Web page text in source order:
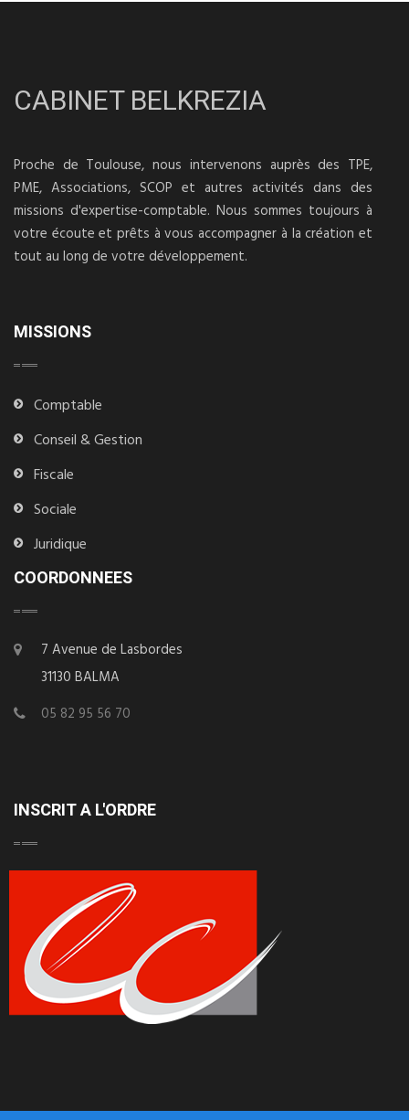
CABINET BELKREZIA
Proche de Toulouse, nous intervenons auprès des TPE,
PME, Associations, SCOP et autres activités dans des
missions d'expertise-comptable. Nous sommes toujours à
votre écoute et prêts à vous accompagner à la création et
tout au long de votre développement.
MISSIONS
Comptable
Conseil & Gestion
Fiscale
Sociale
Juridique
COORDONNEES
7 Avenue de Lasbordes
31130 BALMA
05 82 95 56 70
INSCRIT A L'ORDRE